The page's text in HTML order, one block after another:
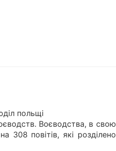
польщі
Воєводства, в свою
308 повітів, які розділено